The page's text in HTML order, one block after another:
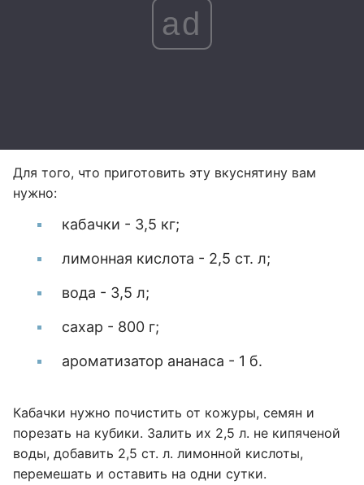
ad
Для того, что приготовить эту вкуснятину вам
нужно:
кабачки - 3,5 кг;
лимонная кислота - 2,5 ст. л;
вода - 3,5 л;
сахар - 800 г;
ароматизатор ананаса - 1 б.
Кабачки нужно почистить от кожуры, семян и
порезать на кубики. Залить их 2,5 л. не кипяченой
воды, добавить 2,5 ст. л. лимонной кислоты,
перемешать и оставить на одни сутки.